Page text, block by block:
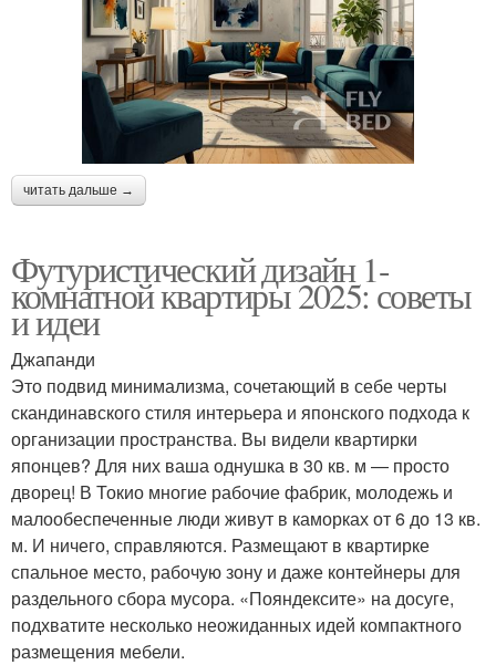
читать дальше →
Футуристический дизайн 1-
комнатной квартиры 2025: советы
и идеи
Джапанди
Это подвид минимализма, сочетающий в себе черты
скандинавского стиля интерьера и японского подхода к
организации пространства. Вы видели квартирки
японцев? Для них ваша однушка в 30 кв. м — просто
дворец! В Токио многие рабочие фабрик, молодежь и
малообеспеченные люди живут в каморках от 6 до 13 кв.
м. И ничего, справляются. Размещают в квартирке
спальное место, рабочую зону и даже контейнеры для
раздельного сбора мусора. «Пояндексите» на досуге,
подхватите несколько неожиданных идей компактного
размещения мебели.